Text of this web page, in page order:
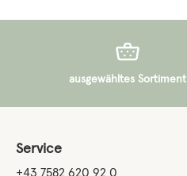
ausgewähltes Sortiment
Service
+43 7582 620 92 0